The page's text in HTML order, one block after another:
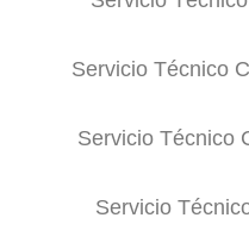
Servicio Técnico
Servicio Técnico
Servicio